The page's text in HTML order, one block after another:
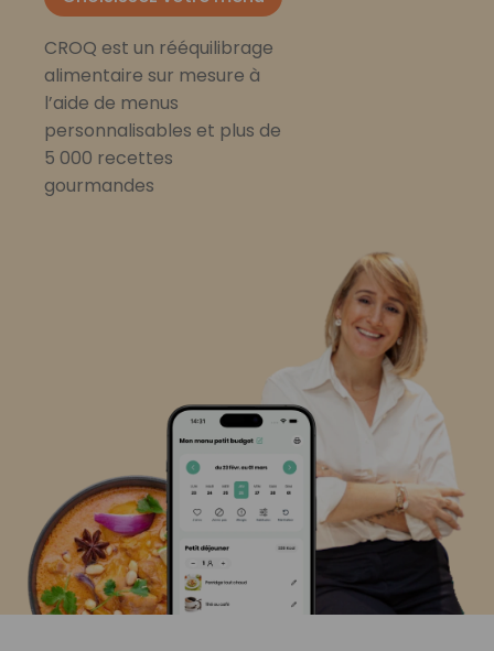
CROQ est un rééquilibrage
alimentaire sur mesure à
l’aide de menus
personnalisables et plus de
5 000 recettes
gourmandes